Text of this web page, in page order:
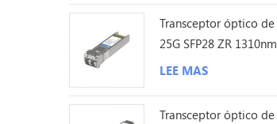
Transceptor óptico de
25G SFP28 ZR 1310nm
los 80KM LC
LEE MAS
Transceptor óptico de